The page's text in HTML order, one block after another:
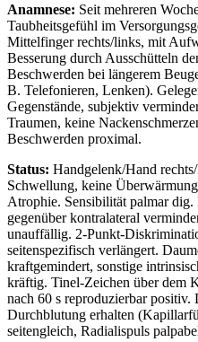
Anamnese: Seit mehreren
Taubheitsgefühl im
Mittelfinger rechts/links, mit
Besserung durch Ausschütteln
Beschwerden bei längerem
B. Telefonieren, Lenken).
Gegenstände, subjektiv
Traumen, keine
Beschwerden proximal.
Status: Handgelenk/Hand
Schwellung, keine
Atrophie. Sensibilität palmar
gegenüber kontralateral
unauffällig. 2-Punkt-
seitenspezifisch verlängert.
kraftgemindert, sonstige
kräftig. Tinel-Zeichen über dem
nach 60 s reproduzierbar positiv.
Durchblutung erhalten
seitengleich, Radialispuls